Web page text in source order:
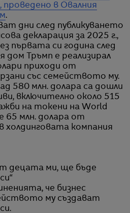
в Овалния
.
дни след публикуването
декларация за 2025 г.,
първата си година след
дом Тръмп е реализирал
приходи от
със семейството му.
580 млн. долара са дошли
включително около 515
на токени на World
65 млн. долара от
холдинговата компания
децата ми, ще бъде
че бизнес
му създават